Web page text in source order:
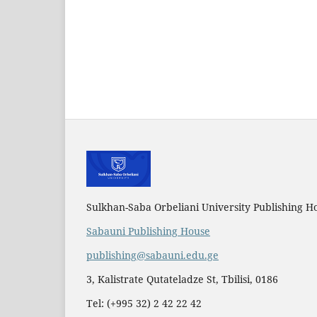
Sulkhan-Saba Orbeliani University Publishing
Sabauni Publishing House
publishing@sabauni.edu.ge
3, Kalistrate Qutateladze St, Tbilisi, 0186
Tel: (+995 32) 2 42 22 42